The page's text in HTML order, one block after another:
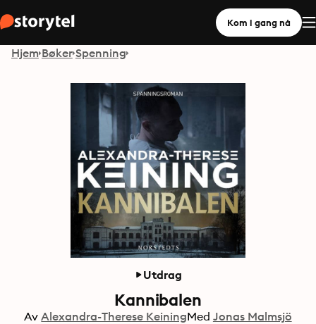
Kom i gang nå
Hjem Bøker Spenning
Utdrag
Kannibalen
Av Alexandra-Therese KeiningMed Jonas Malmsjö